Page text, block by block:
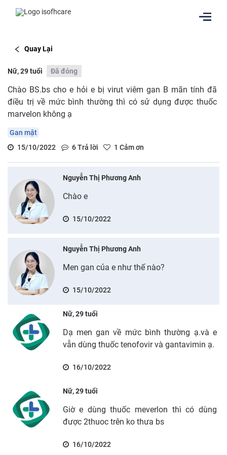
Quay Lại
Nữ, 29 tuổi Đã đóng
Chào BS.bs cho e hỏi e bị virut viêm gan B mãn tính đã
điều trị về mức bình thường thì có sử dụng được thuốc
marvelon không ạ
Gan mật
15/10/2022
6Trả lời 1 Cảm ơn
Nguyễn Thị Phương Anh
Chào e
15/10/2022
Nguyễn Thị Phương Anh
Men gan của e như thế nào?
15/10/2022
Nữ, 29 tuổi
Dạ men gan về mức bình thường ạ.và e
vẫn dùng thuốc tenofovir và gantavimin ạ.
16/10/2022
Nữ, 29 tuổi
Giờ e dùng thuốc meverlon thì có dùng
được 2thuoc trên ko thưa bs
16/10/2022